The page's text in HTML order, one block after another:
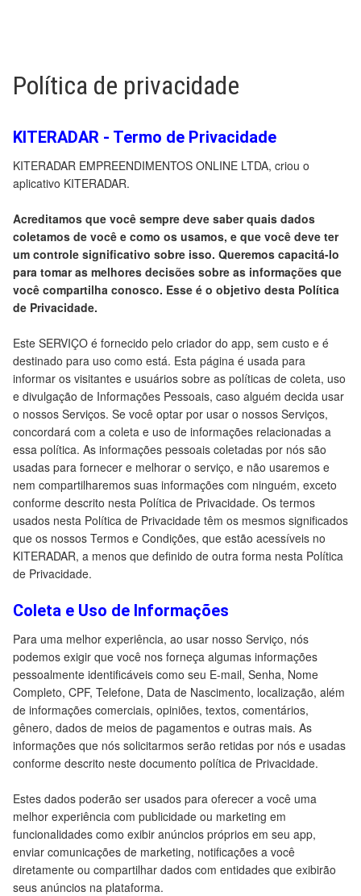
Política de privacidade
KITERADAR - Termo de Privacidade
KITERADAR EMPREENDIMENTOS ONLINE LTDA, criou o
aplicativo KITERADAR.
Acreditamos que você sempre deve saber quais dados
coletamos de você e como os usamos, e que você deve ter
um controle significativo sobre isso. Queremos capacitá-lo
para tomar as melhores decisões sobre as informações que
você compartilha conosco. Esse é o objetivo desta Política
de Privacidade.
Este SERVIÇO é fornecido pelo criador do app, sem custo e é
destinado para uso como está. Esta página é usada para
informar os visitantes e usuários sobre as políticas de coleta, uso
e divulgação de Informações Pessoais, caso alguém decida usar
o nossos Serviços. Se você optar por usar o nossos Serviços,
concordará com a coleta e uso de informações relacionadas a
essa política. As informações pessoais coletadas por nós são
usadas para fornecer e melhorar o serviço, e não usaremos e
nem compartilharemos suas informações com ninguém, exceto
conforme descrito nesta Política de Privacidade. Os termos
usados nesta Política de Privacidade têm os mesmos significados
que os nossos Termos e Condições, que estão acessíveis no
KITERADAR, a menos que definido de outra forma nesta Política
de Privacidade.
Coleta e Uso de Informações
Para uma melhor experiência, ao usar nosso Serviço, nós
podemos exigir que você nos forneça algumas informações
pessoalmente identificáveis como seu E-mail, Senha, Nome
Completo, CPF, Telefone, Data de Nascimento, localização, além
de informações comerciais, opiniões, textos, comentários,
gênero, dados de meios de pagamentos e outras mais. As
informações que nós solicitarmos serão retidas por nós e usadas
conforme descrito neste documento política de Privacidade.
Estes dados poderão ser usados para oferecer a você uma
melhor experiência com publicidade ou marketing em
funcionalidades como exibir anúncios próprios em seu app,
enviar comunicações de marketing, notificações a você
diretamente ou compartilhar dados com entidades que exibirão
seus anúncios na plataforma.